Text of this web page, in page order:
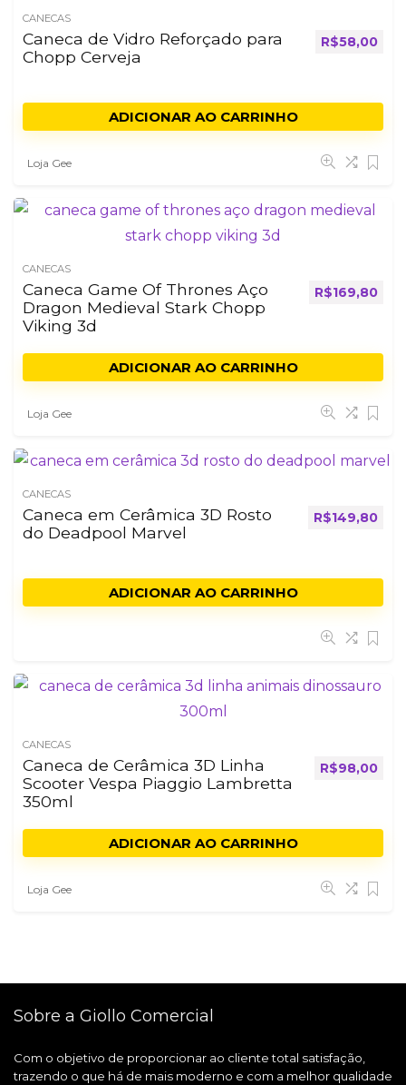
CANECAS
Caneca de Vidro Reforçado para
Chopp Cerveja
R$58,00
ADICIONAR AO CARRINHO
Loja Gee
CANECAS
Caneca Game Of Thrones Aço
Dragon Medieval Stark Chopp
Viking 3d
R$169,80
ADICIONAR AO CARRINHO
Loja Gee
CANECAS
Caneca em Cerâmica 3D Rosto
do Deadpool Marvel
R$149,80
ADICIONAR AO CARRINHO
CANECAS
Caneca de Cerâmica 3D Linha
Scooter Vespa Piaggio Lambretta
350ml
R$98,00
ADICIONAR AO CARRINHO
Loja Gee
Sobre a Giollo Comercial
Com o objetivo de proporcionar ao cliente total satisfação,
trazendo o que há de mais moderno e com a melhor qualidade